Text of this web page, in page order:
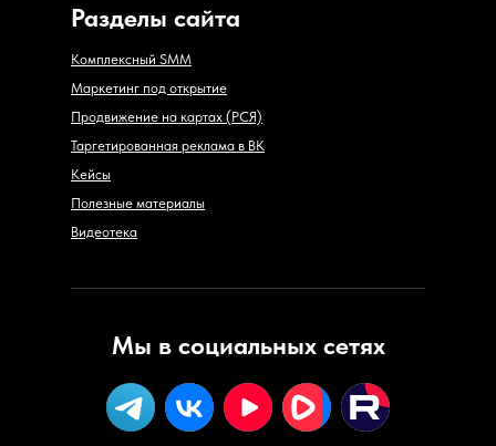
Комплексный SMM
Маркетинг под открытие
Продвижение на картах (РСЯ)
Таргетированная реклама в ВК
Кейсы
Полезные материалы
Видеотека
Разделы сайта
Мы в социальных сетях